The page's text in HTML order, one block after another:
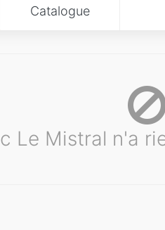
Catalogue
Le Mistral n'a